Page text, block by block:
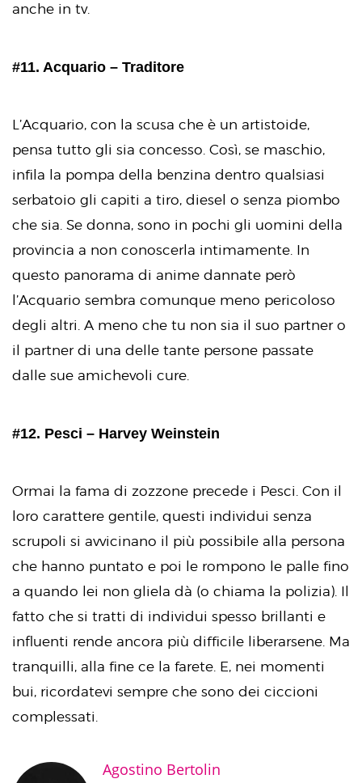
anche in tv.
#11. Acquario – Traditore
L’Acquario, con la scusa che è un artistoide,
pensa tutto gli sia concesso. Così, se maschio,
infila la pompa della benzina dentro qualsiasi
serbatoio gli capiti a tiro, diesel o senza piombo
che sia. Se donna, sono in pochi gli uomini della
provincia a non conoscerla intimamente. In
questo panorama di anime dannate però
l’Acquario sembra comunque meno pericoloso
degli altri. A meno che tu non sia il suo partner o
il partner di una delle tante persone passate
dalle sue amichevoli cure.
#12. Pesci – Harvey Weinstein
Ormai la fama di zozzone precede i Pesci. Con il
loro carattere gentile, questi individui senza
scrupoli si avvicinano il più possibile alla persona
che hanno puntato e poi le rompono le palle fino
a quando lei non gliela dà (o chiama la polizia). Il
fatto che si tratti di individui spesso brillanti e
influenti rende ancora più difficile liberarsene. Ma
tranquilli, alla fine ce la farete. E, nei momenti
bui, ricordatevi sempre che sono dei ciccioni
complessati.
Agostino Bertolin